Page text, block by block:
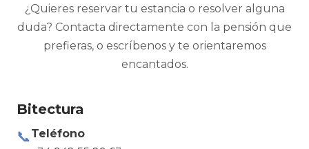
¿Quieres reservar tu estancia o resolver alguna
duda? Contacta directamente con la pensión que
prefieras, o escríbenos y te orientaremos
encantados.
Bitectura
📞Teléfono